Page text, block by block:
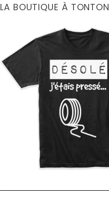
LA BOUTIQUE À TONTON